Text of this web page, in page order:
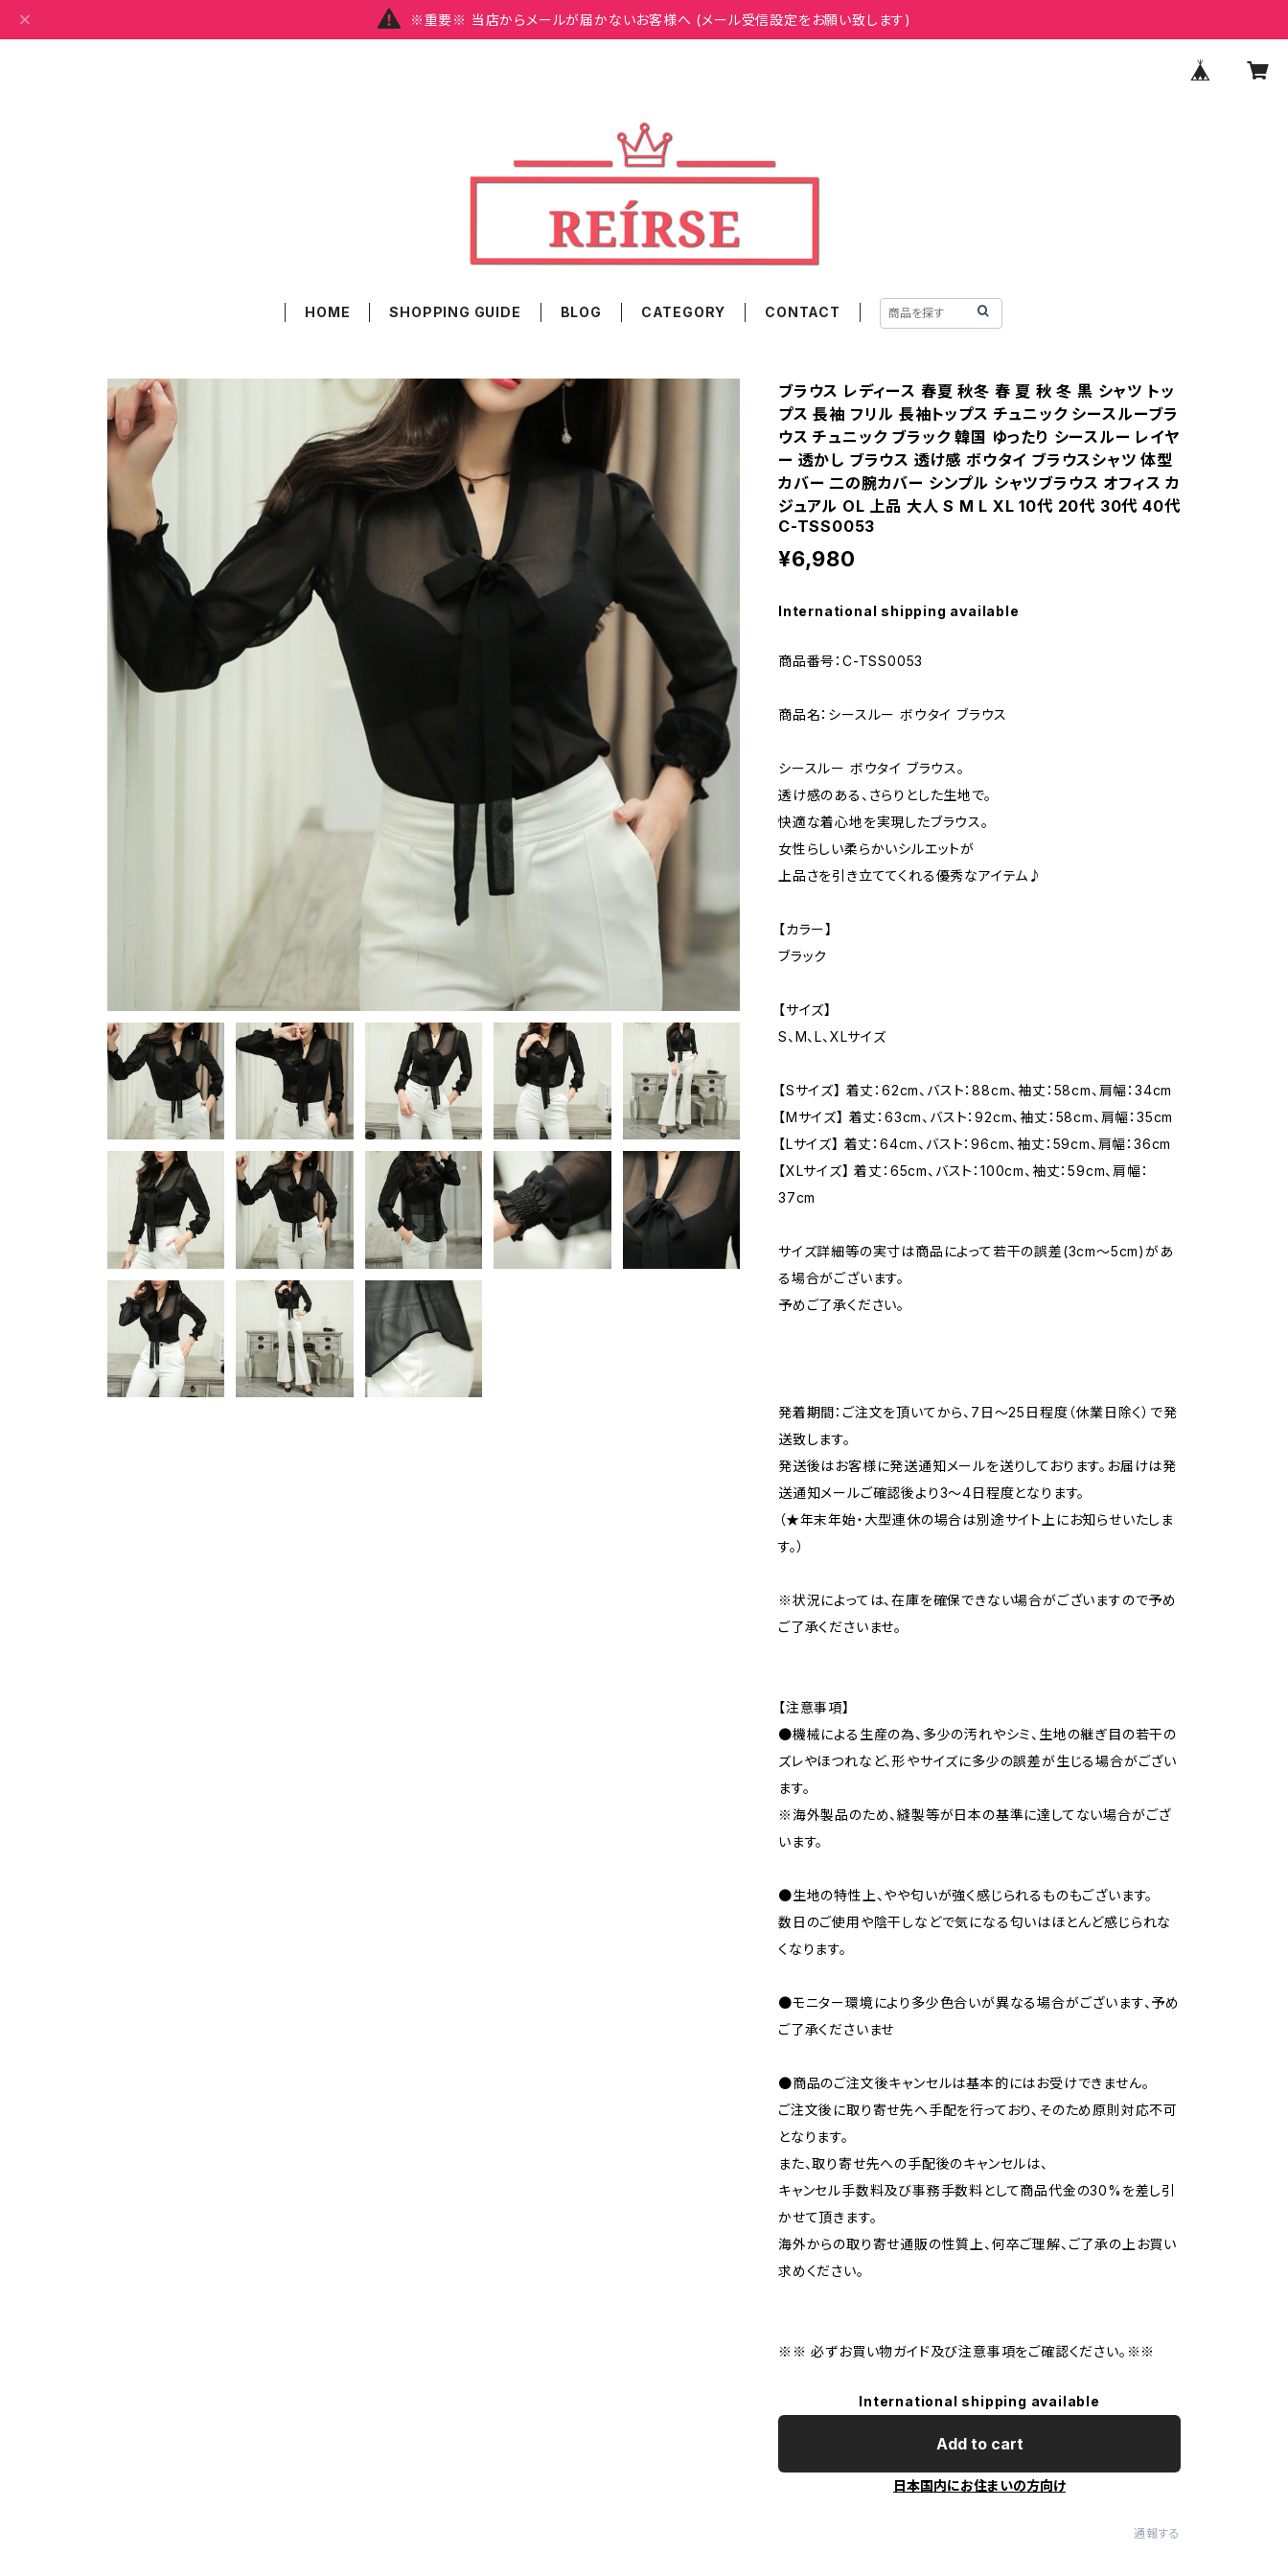
※重要※ 当店からメールが届かないお客様へ (メール受信設定をお願い致します)
HOME SHOPPING GUIDE BLOG CATEGORY CONTACT
ブラウス レディース 春夏 秋冬 春 夏 秋 冬 黒 シャツ トッ
プス 長袖 フリル 長袖トップス チュニック シースルーブラ
ウス チュニック ブラック 韓国 ゆったり シースルー レイヤ
ー 透かし ブラウス 透け感 ボウタイ ブラウスシャツ 体型
カバー 二の腕カバー シンプル シャツブラウス オフィス カ
ジュアル OL 上品 大人 S M L XL 10代 20代 30代 40代
C-TSS0053
¥6,980
International shipping available
商品番号：C-TSS0053
商品名：シースルー ボウタイ ブラウス
シースルー ボウタイ ブラウス。
透け感のある、さらりとした生地で。
快適な着心地を実現したブラウス。
女性らしい柔らかいシルエットが
上品さを引き立ててくれる優秀なアイテム♪
【カラー】
ブラック
【サイズ】
S、M、L、XLサイズ
【Sサイズ】 着丈：62cm、バスト：88cm、袖丈：58cm、肩幅：34cm
【Mサイズ】 着丈：63cm、バスト：92cm、袖丈：58cm、肩幅：35cm
【Lサイズ】 着丈：64cm、バスト：96cm、袖丈：59cm、肩幅：36cm
【XLサイズ】 着丈：65cm、バスト：100cm、袖丈：59cm、肩幅：
37cm
サイズ詳細等の実寸は商品によって若干の誤差(3cm〜5cm)があ
る場合がございます。
予めご了承ください。
発着期間：ご注文を頂いてから、7日〜25日程度（休業日除く）で発
送致します。
発送後はお客様に発送通知メールを送りしております。お届けは発
送通知メールご確認後より3〜4日程度となります。
（★年末年始・大型連休の場合は別途サイト上にお知らせいたしま
す。）
※状況によっては、在庫を確保できない場合がございますので予め
ご了承くださいませ。
【注意事項】
●機械による生産の為、多少の汚れやシミ、生地の継ぎ目の若干の
ズレやほつれなど、形やサイズに多少の誤差が生じる場合がござい
ます。
※海外製品のため、縫製等が日本の基準に達してない場合がござ
います。
●生地の特性上、やや匂いが強く感じられるものもございます。
数日のご使用や陰干しなどで気になる匂いはほとんど感じられな
くなります。
●モニター環境により多少色合いが異なる場合がございます、予め
ご了承くださいませ
●商品のご注文後キャンセルは基本的にはお受けできません。
ご注文後に取り寄せ先へ手配を行っており、そのため原則対応不可
となります。
また、取り寄せ先への手配後のキャンセルは、
キャンセル手数料及び事務手数料として商品代金の30%を差し引
かせて頂きます。
海外からの取り寄せ通販の性質上、何卒ご理解、ご了承の上お買い
求めください。
※※ 必ずお買い物ガイド及び注意事項をご確認ください。※※
International shipping available
Add to cart
日本国内にお住まいの方向け
通報する